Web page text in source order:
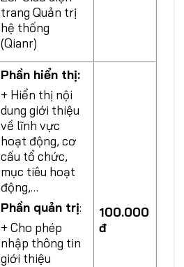
trang Quản trị
hệ thống
(Qianr)
Phần hiển thị:
+ Hiển thị nội
dung giới thiệu
về lĩnh vực
hoạt động, cơ
cấu tổ chức,
mục tiêu hoạt
động,…
Phần quản trị:
+ Cho phép
nhập thông tin
giới thiệu
100.000
đ